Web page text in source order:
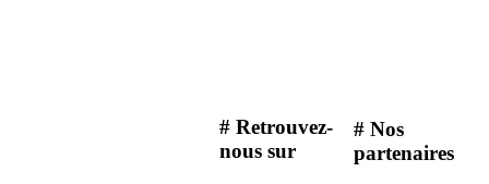
# Retrouvez-
nous sur
# Nos
partenaires